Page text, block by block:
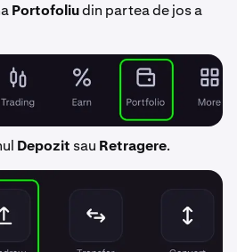
Portofoliudin partea de jos a
Depozit sau Retragere.